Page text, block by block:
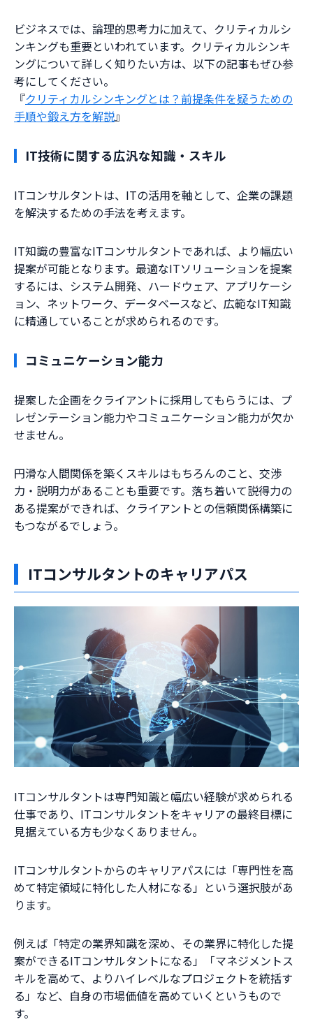
ビジネスでは、論理的思考力に加えて、クリティカルシ
ンキングも重要といわれています。クリティカルシンキ
ングについて詳しく知りたい方は、以下の記事もぜひ参
考にしてください。
『クリティカルシンキングとは？前提条件を疑うための
手順や鍛え方を解説』
IT技術に関する広汎な知識・スキル
ITコンサルタントは、ITの活用を軸として、企業の課題
を解決するための手法を考えます。
IT知識の豊富なITコンサルタントであれば、より幅広い
提案が可能となります。最適なITソリューションを提案
するには、システム開発、ハードウェア、アプリケーシ
ョン、ネットワーク、データベースなど、広範なIT知識
に精通していることが求められるのです。
コミュニケーション能力
提案した企画をクライアントに採用してもらうには、プ
レゼンテーション能力やコミュニケーション能力が欠か
せません。
円滑な人間関係を築くスキルはもちろんのこと、交渉
力・説明力があることも重要です。落ち着いて説得力の
ある提案ができれば、クライアントとの信頼関係構築に
もつながるでしょう。
ITコンサルタントのキャリアパス
ITコンサルタントは専門知識と幅広い経験が求められる
仕事であり、ITコンサルタントをキャリアの最終目標に
見据えている方も少なくありません。
ITコンサルタントからのキャリアパスには「専門性を高
めて特定領域に特化した人材になる」という選択肢があ
ります。
例えば「特定の業界知識を深め、その業界に特化した提
案ができるITコンサルタントになる」「マネジメントス
キルを高めて、よりハイレベルなプロジェクトを統括す
る」など、自身の市場価値を高めていくというもので
す。